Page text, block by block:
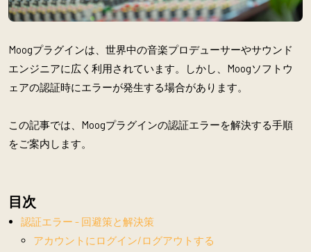
Moogプラグインは、世界中の音楽プロデューサーやサウンド
エンジニアに広く利用されています。しかし、Moogソフトウ
ェアの認証時にエラーが発生する場合があります。
この記事では、Moogプラグインの認証エラーを解決する手順
をご案内します。
目次
認証エラー - 回避策と解決策
アカウントにログイン/ログアウトする